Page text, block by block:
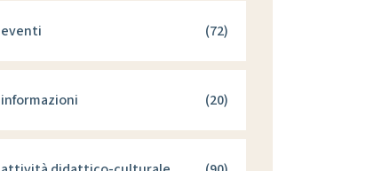
eventi (72)
informazioni (20)